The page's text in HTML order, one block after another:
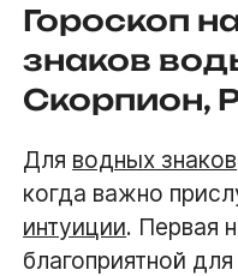
Гороскоп
знаков
Скорпион,
Для водных знаков
когда важно
интуиции. Первая
благоприятной